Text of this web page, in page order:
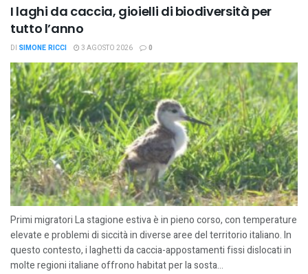
I laghi da caccia, gioielli di biodiversità per
tutto l’anno
DI SIMONE RICCI 3 AGOSTO 2026 0
Primi migratori La stagione estiva è in pieno corso, con temperature
elevate e problemi di siccità in diverse aree del territorio italiano. In
questo contesto, i laghetti da caccia-appostamenti fissi dislocati in
molte regioni italiane offrono habitat per la sosta...